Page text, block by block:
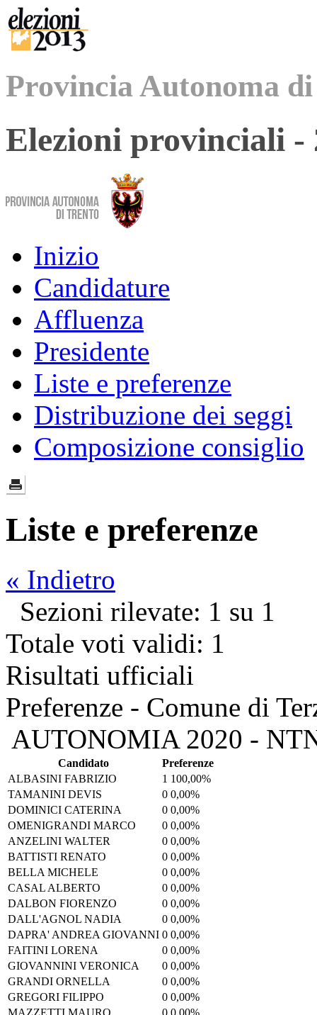
Provincia Autonoma
Elezioni provinciali -
Inizio
Candidature
Affluenza
Presidente
Liste e preferenze
Distribuzione dei seggi
Composizione consiglio
Liste e preferenze
« Indietro
Sezioni rilevate: 1 su 1
Totale voti validi: 1
Risultati ufficiali
Preferenze - Comune di
AUTONOMIA 2020 -
Candidato
Preferenze
ALBASINI FABRIZIO
1 100,00%
TAMANINI DEVIS
0 0,00%
DOMINICI CATERINA
0 0,00%
OMENIGRANDI MARCO
0 0,00%
ANZELINI WALTER
0 0,00%
BATTISTI RENATO
0 0,00%
BELLA MICHELE
0 0,00%
CASAL ALBERTO
0 0,00%
DALBON FIORENZO
0 0,00%
DALL'AGNOL NADIA
0 0,00%
DAPRA' ANDREA GIOVANNI 0 0,00%
FAITINI LORENA
0 0,00%
GIOVANNINI VERONICA
0 0,00%
GRANDI ORNELLA
0 0,00%
GREGORI FILIPPO
0 0,00%